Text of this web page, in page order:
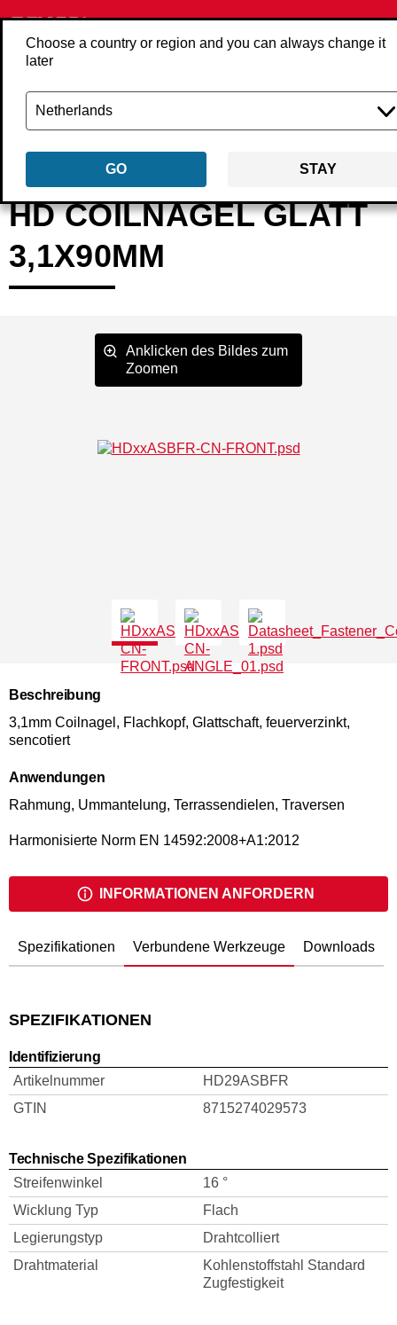
Choose a country or region and you can always change it
later
GO STAY
Zurück Produkte Befestigungsmittel
HD COILNAGEL GLATT
3,1X90MM
Anklicken des Bildes zum
Zoomen
Beschreibung
3,1mm Coilnagel, Flachkopf, Glattschaft, feuerverzinkt,
sencotiert
Anwendungen
Rahmung, Ummantelung, Terrassendielen, Traversen
Harmonisierte Norm EN 14592:2008+A1:2012
INFORMATIONEN ANFORDERN
Spezifikationen Verbundene Werkzeuge Downloads
SPEZIFIKATIONEN
Identifizierung
Artikelnummer
HD29ASBFR
GTIN
8715274029573
Technische Spezifikationen
Streifenwinkel
16 °
Wicklung Typ
Flach
Legierungstyp
Drahtcolliert
Drahtmaterial
Kohlenstoffstahl Standard
Zugfestigkeit